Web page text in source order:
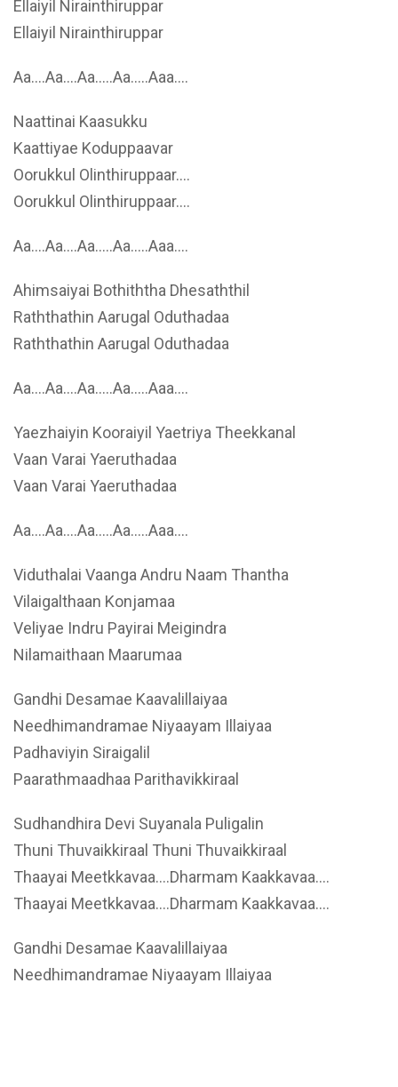
Ellaiyil Nirainthiruppar
Ellaiyil Nirainthiruppar
Aa….Aa….Aa…..Aa…..Aaa….
Naattinai Kaasukku
Kaattiyae Koduppaavar
Oorukkul Olinthiruppaar….
Oorukkul Olinthiruppaar….
Aa….Aa….Aa…..Aa…..Aaa….
Ahimsaiyai Bothiththa Dhesaththil
Raththathin Aarugal Oduthadaa
Raththathin Aarugal Oduthadaa
Aa….Aa….Aa…..Aa…..Aaa….
Yaezhaiyin Kooraiyil Yaetriya Theekkanal
Vaan Varai Yaeruthadaa
Vaan Varai Yaeruthadaa
Aa….Aa….Aa…..Aa…..Aaa….
Viduthalai Vaanga Andru Naam Thantha
Vilaigalthaan Konjamaa
Veliyae Indru Payirai Meigindra
Nilamaithaan Maarumaa
Gandhi Desamae Kaavalillaiyaa
Needhimandramae Niyaayam Illaiyaa
Padhaviyin Siraigalil
Paarathmaadhaa Parithavikkiraal
Sudhandhira Devi Suyanala Puligalin
Thuni Thuvaikkiraal Thuni Thuvaikkiraal
Thaayai Meetkkavaa….Dharmam Kaakkavaa….
Thaayai Meetkkavaa….Dharmam Kaakkavaa….
Gandhi Desamae Kaavalillaiyaa
Needhimandramae Niyaayam Illaiyaa